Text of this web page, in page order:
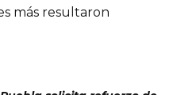
más resultaron